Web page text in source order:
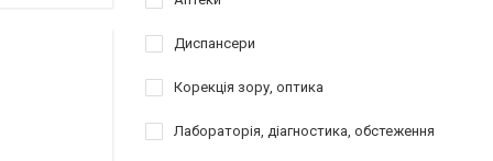
Диспансери
Корекція зору, оптика
Лабораторія, діагностика, обстеження